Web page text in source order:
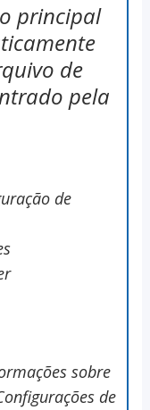
principal
de
pela
de
sobre
de